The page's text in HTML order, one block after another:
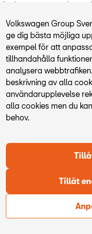
Application error: a client-
bilarilager.vwgroup.se
Volkswagen Group
ge dig bästa möjliga
exempel för att
tillhandahålla
analysera
beskrivning av alla
användarupplevelse
alla cookies men du
behov.
Tillåt